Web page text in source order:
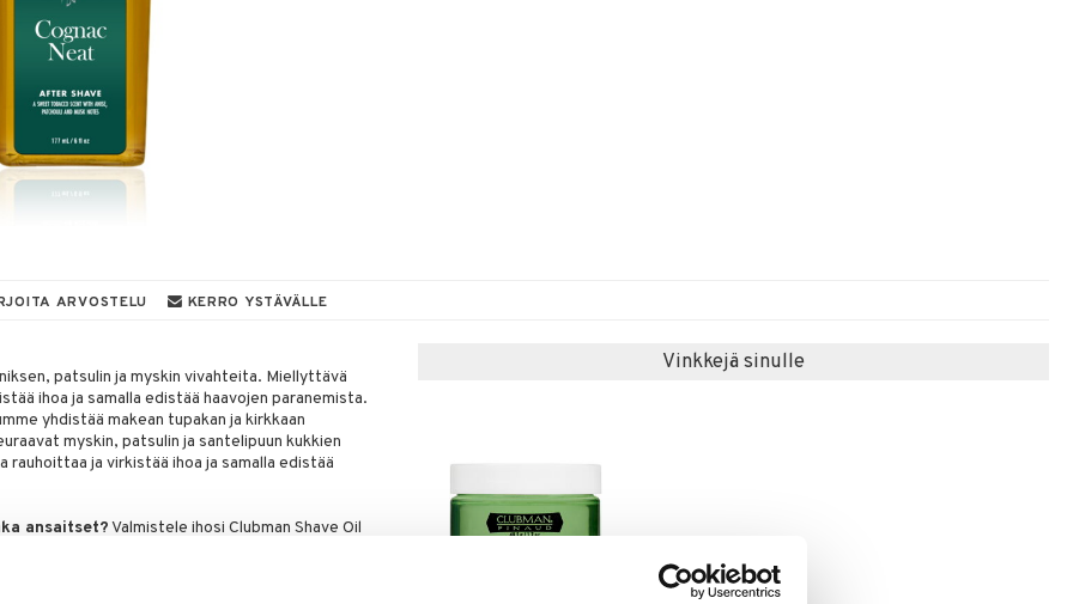
ARVOSTELU KERRO YSTÄVÄLLE
patsulin ja myskin vivahteita. Miellyttävä
ihoa ja samalla edistää haavojen paranemista.
yhdistää makean tupakan ja kirkkaan
myskin, patsulin ja santelipuun kukkien
ja virkistää ihoa ja samalla edistää
ansaitset?Valmistele ihosi Clubman Shave Oil
partasudilla, jotta partaveitsi voi
parranajo jollakin suosituista aftershave-
Vinkkejä sinulle